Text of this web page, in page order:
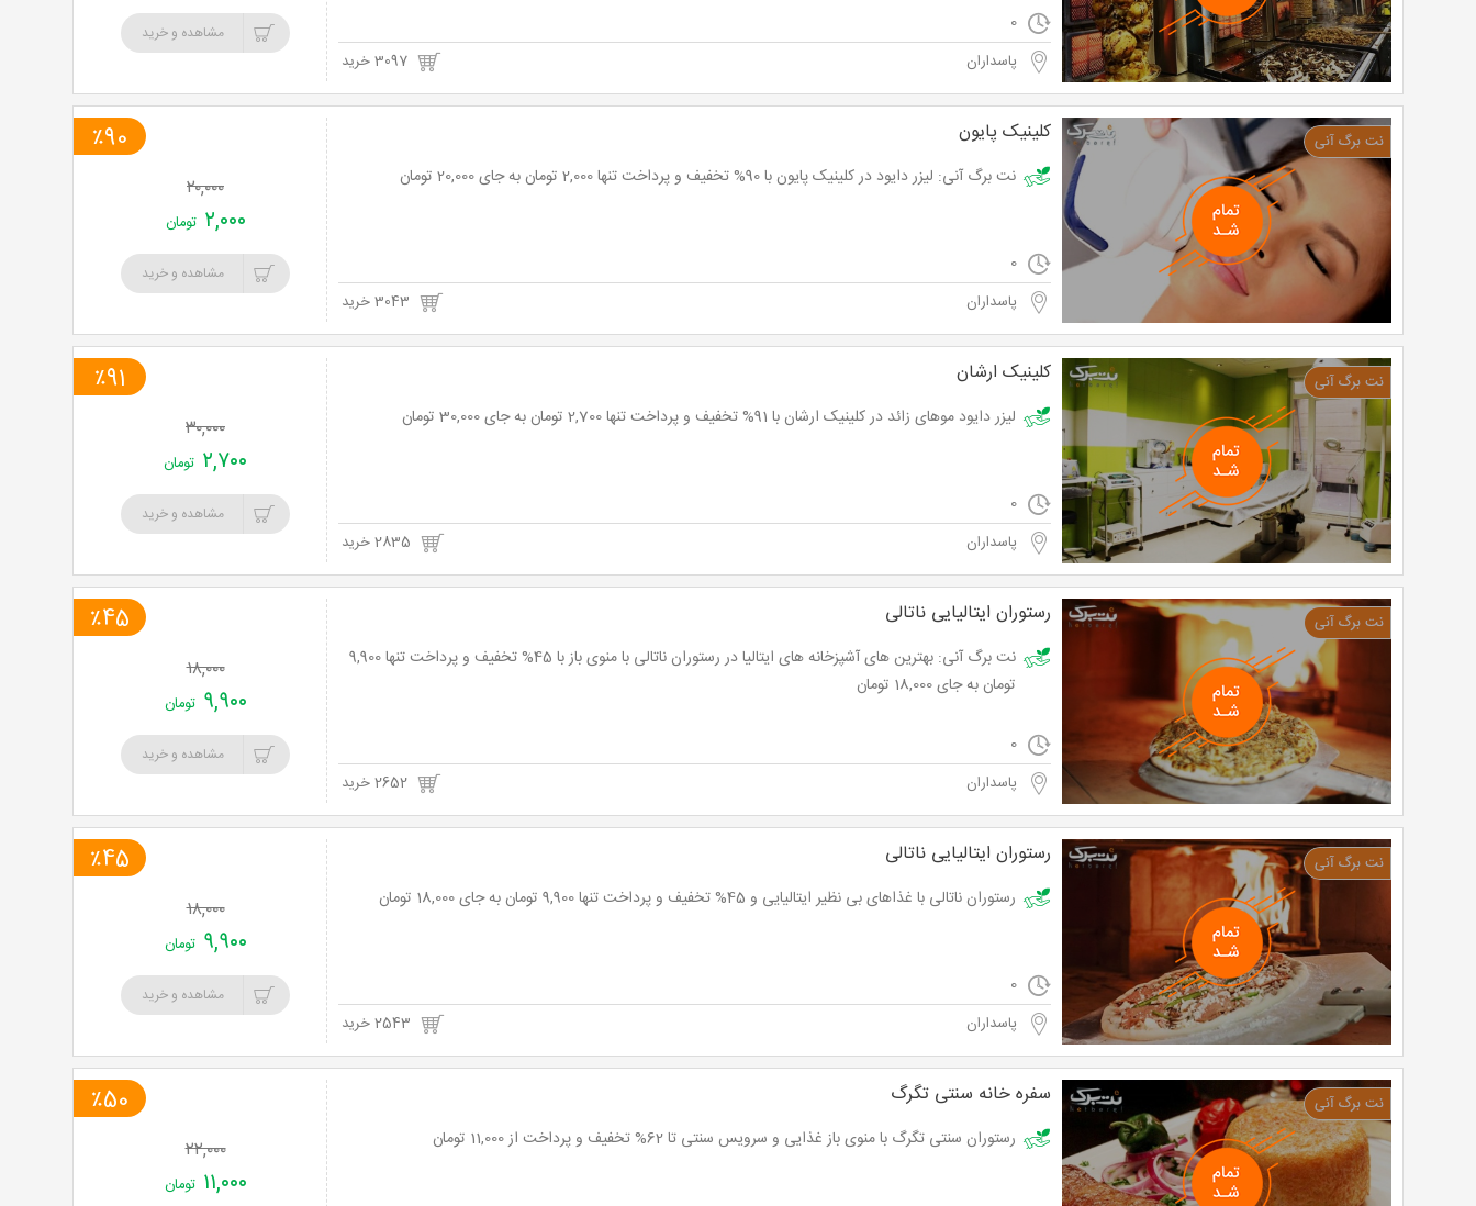
0
پاسداران 3097 خرید
مشاهده و خرید
کلینیک پایون
نت برگ آنی: لیزر دایود در کلینیک پایون با 90% تخفیف و پرداخت تنها 2,000 تومان به جای 20,000 تومان
0
پاسداران
٪90
۲۰,۰۰۰
۲,۰۰۰ تومان
مشاهده و خرید
کلینیک ارشان
لیزر دایود موهای زائد در کلینیک ارشان با 91% تخفیف و پرداخت تنها 2,700 تومان به جای 30,000 تومان
0
پاسداران
٪91
۳۰,۰۰۰
۲,۷۰۰ تومان
مشاهده و خرید
رستوران ایتالیایی ناتالی
نت برگ آنی: بهترین های آشپزخانه های ایتالیا در رستوران ناتالی با منوی باز با 45% تخفیف و پرداخت تنها 9,900
تومان به جای 18,000 تومان
0
پاسداران 2652 خرید
٪45
۱۸,۰۰۰
۹,۹۰۰ تومان
مشاهده و خرید
رستوران ایتالیایی ناتالی
رستوران ناتالی با غذاهای بی نظیر ایتالیایی و 45% تخفیف و پرداخت تنها 9,900 تومان به جای 18,000 تومان
0
پاسداران
٪45
۱۸,۰۰۰
۹,۹۰۰ تومان
مشاهده و خرید
سفره خانه سنتی تگرگ
رستوران سنتی تگرگ با منوی باز غذایی و سرویس سنتی تا 62% تخفیف و پرداخت از 11,000 تومان
٪50
۲۲,۰۰۰
۱۱,۰۰۰ تومان